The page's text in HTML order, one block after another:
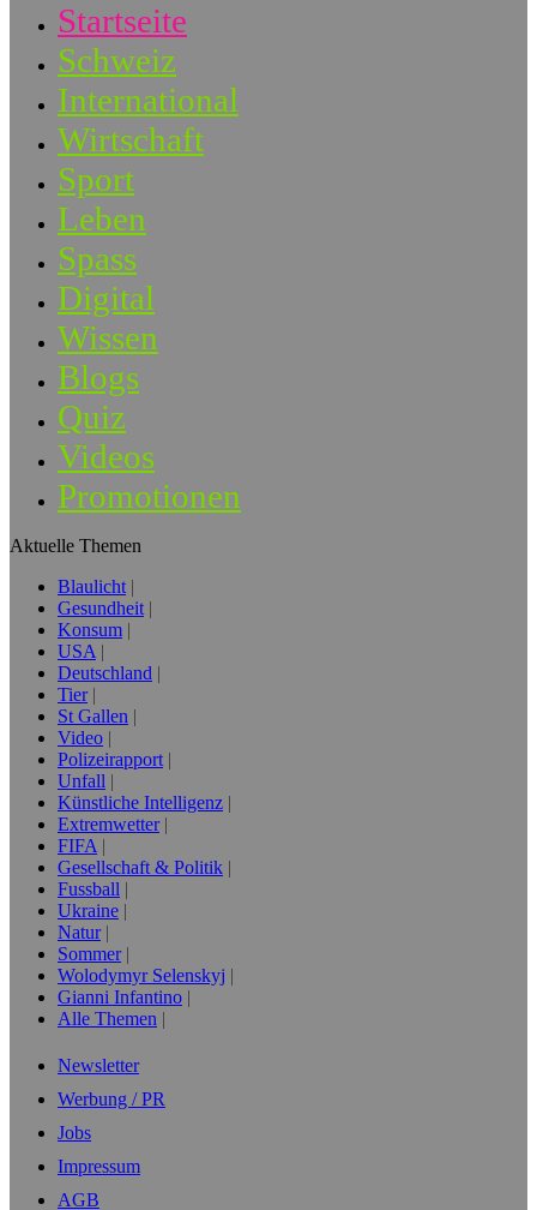
Startseite
Schweiz
International
Wirtschaft
Sport
Leben
Spass
Digital
Wissen
Blogs
Quiz
Videos
Promotionen
Aktuelle Themen
Blaulicht
Gesundheit
Konsum
USA
Deutschland
Tier
St Gallen
Video
Polizeirapport
Unfall
Künstliche Intelligenz
Extremwetter
FIFA
Gesellschaft & Politik
Fussball
Ukraine
Natur
Sommer
Wolodymyr Selenskyj
Gianni Infantino
Alle Themen
Newsletter
Werbung / PR
Jobs
Impressum
AGB